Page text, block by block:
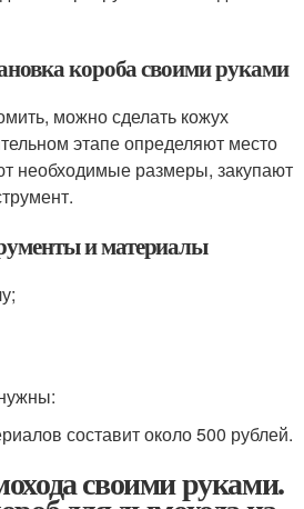
короба своими руками
можно сделать кожух
этапе определяют место
необходимые размеры, закупают
и материалы
составит около 500 рублей.
своими руками.